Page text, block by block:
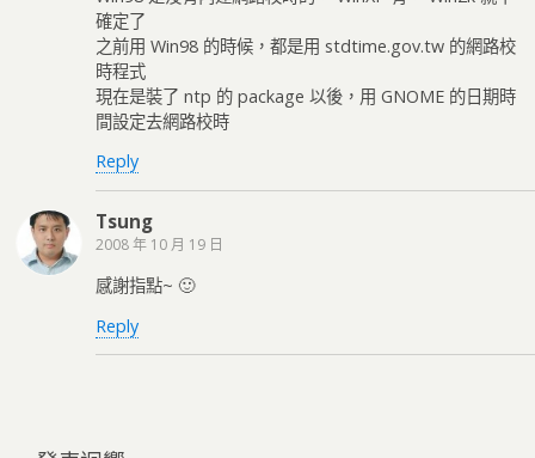
確定了
之前用 Win98 的時候，都是用 stdtime.gov.tw 的網路校
時程式
現在是裝了 ntp 的 package 以後，用 GNOME 的日期時
間設定去網路校時
Reply
Tsung
2008 年 10 月 19 日
感謝指點~ 🙂
Reply